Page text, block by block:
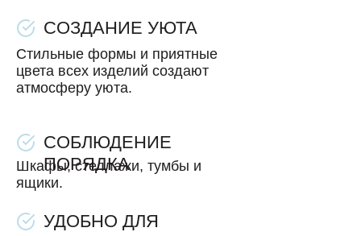
СОЗДАНИЕ УЮТА
Стильные формы и приятные
цвета всех изделий создают
атмосферу уюта.
СОБЛЮДЕНИЕ
ПОРЯДКА
Шкафы, стеллажи, тумбы и
ящики.
УДОБНО ДЛЯ